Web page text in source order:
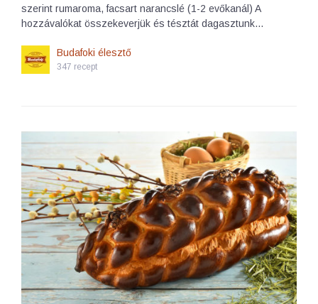
szerint rumaroma, facsart narancslé (1-2 evőkanál) A
hozzávalókat összekeverjük és tésztát dagasztunk…
Budafoki élesztő
347 recept